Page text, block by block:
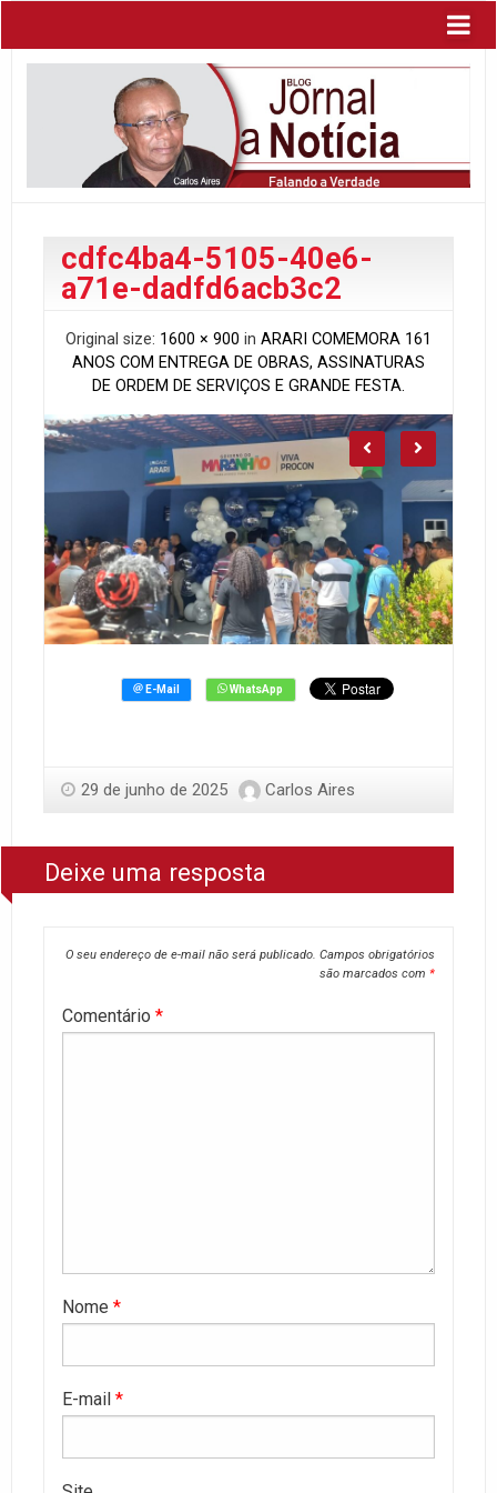
cdfc4ba4-5105-40e6-
a71e-dadfd6acb3c2
Original size: 1600 × 900 in ARARI COMEMORA 161
ANOS COM ENTREGA DE OBRAS, ASSINATURAS
DE ORDEM DE SERVIÇOS E GRANDE FESTA.
29 de junho de 2025 Carlos Aires
Deixe uma resposta
O seu endereço de e-mail não será publicado. Campos obrigatórios
são marcados com *
Comentário *
Nome *
E-mail *